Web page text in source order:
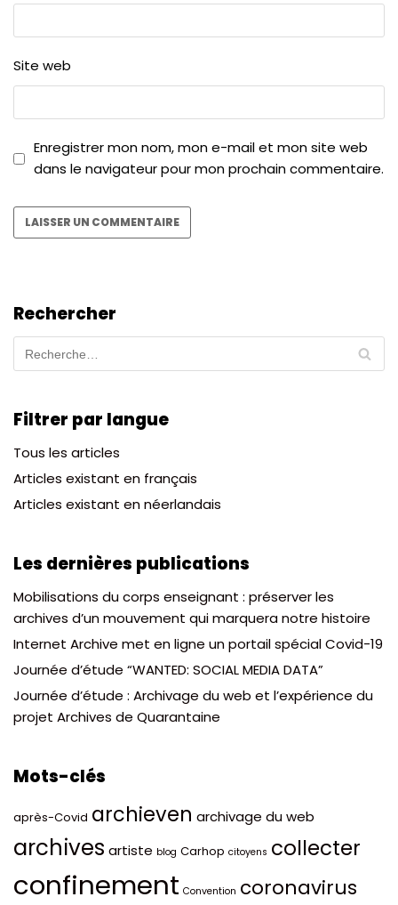
Site web
Enregistrer mon nom, mon e-mail et mon site web
dans le navigateur pour mon prochain commentaire.
Rechercher
Filtrer par langue
Tous les articles
Articles existant en français
Articles existant en néerlandais
Les dernières publications
Mobilisations du corps enseignant : préserver les
archives d’un mouvement qui marquera notre histoire
Internet Archive met en ligne un portail spécial Covid-19
Journée d’étude “WANTED: SOCIAL MEDIA DATA”
Journée d’étude : Archivage du web et l’expérience du
projet Archives de Quarantaine
Mots-clés
après-Covid archieven archivage du web
archives artiste blog Carhop citoyens collecter
confinement Convention coronavirus